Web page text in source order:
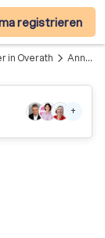
registrieren
in Overath arrow_forward_ios Annette Klaas ASK Immobilien
+